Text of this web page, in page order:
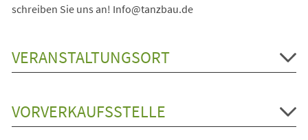
schreiben Sie uns an! Info@tanzbau.de
VERANSTALTUNGSORT
VORVERKAUFSSTELLE